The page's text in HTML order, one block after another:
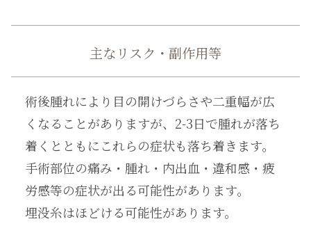
主なリスク・副作用等
術後腫れにより目の開けづらさや二重幅が広
くなることがありますが、2-3日で腫れが落ち
着くとともにこれらの症状も落ち着きます。
手術部位の痛み・腫れ・内出血・違和感・疲
労感等の症状が出る可能性があります。
埋没糸はほどける可能性があります。